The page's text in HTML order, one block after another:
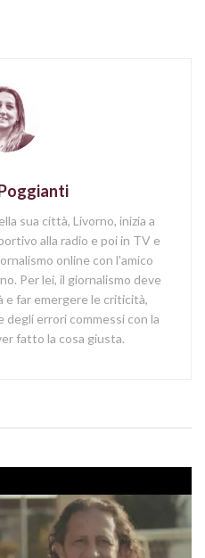
sua città, Livorno, inizia a
alla radio e poi in TV e
online con l'amico
Per lei, il giornalismo deve
e far emergere le criticità,
degli errori commessi con la
fatto la cosa giusta.